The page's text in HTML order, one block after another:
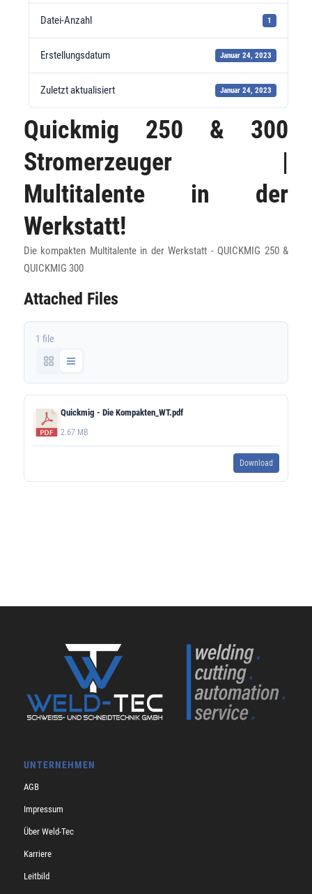
Datei-Anzahl 1
Erstellungsdatum Januar 24, 2023
Zuletzt aktualisiert Januar 24, 2023
Quickmig 250 & 300
Stromerzeuger |
Multitalente in der
Werkstatt!
Die kompakten Multitalente in der Werkstatt - QUICKMIG 250 &
QUICKMIG 300
Attached Files
1 file
Quickmig - Die Kompakten_WT.pdf
2.67 MB
Download
UNTERNEHMEN
AGB
Impressum
Über Weld-Tec
Karriere
Leitbild